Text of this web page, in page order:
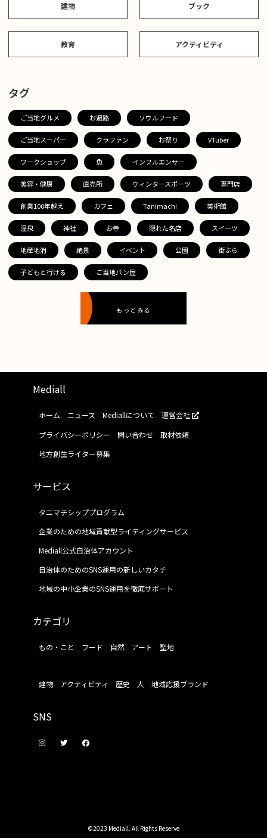
建物 ブック
教育 アクティビティ
タグ
ご当地グルメ お遍路 ソウルフード
ご当地スーパー クラファン お祭り VTuber
ワークショップ 魚 インフルエンサー
美容・健康 直売所 ウィンタースポーツ 専門店
創業100年越え カフェ Tanimachi 美術館
温泉 神社 お寺 隠れた名店 スイーツ
地産地消 絶景 イベント 公園 街ぶら
子どもと行ける ご当地パン屋
もっとみる
Mediall
ホーム ニュース Mediallについて
運営会社
プライバシーポリシー
問い合わせ
取材依頼
地方創生ライター募集
サービス
タニマチシッププログラム
企業のための地域貢献型ライティングサービス
Mediall公式自治体アカウント
自治体のためのSNS運用の新しいカタチ
地域の中小企業のSNS運用を徹底サポート
カテゴリ
もの・こと フード 自然 アート 聖地
建物 アクティビティ 歴史 人 地域応援ブランド
SNS
©2023 Mediall. All Rights Reserve